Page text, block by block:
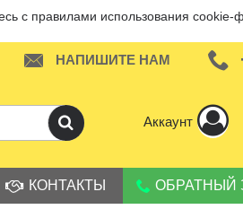
с правилами использования cookie-
НАПИШИТЕ НАМ
Аккаунт
КОНТАКТЫ ОБРАТНЫЙ